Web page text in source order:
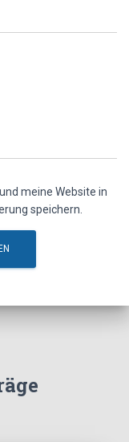
meine Website in
speichern.